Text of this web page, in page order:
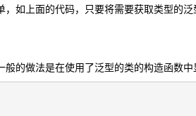
，如上面的代码，只要将需要获取类型的
般的做法是在使用了泛型的类的构造函数